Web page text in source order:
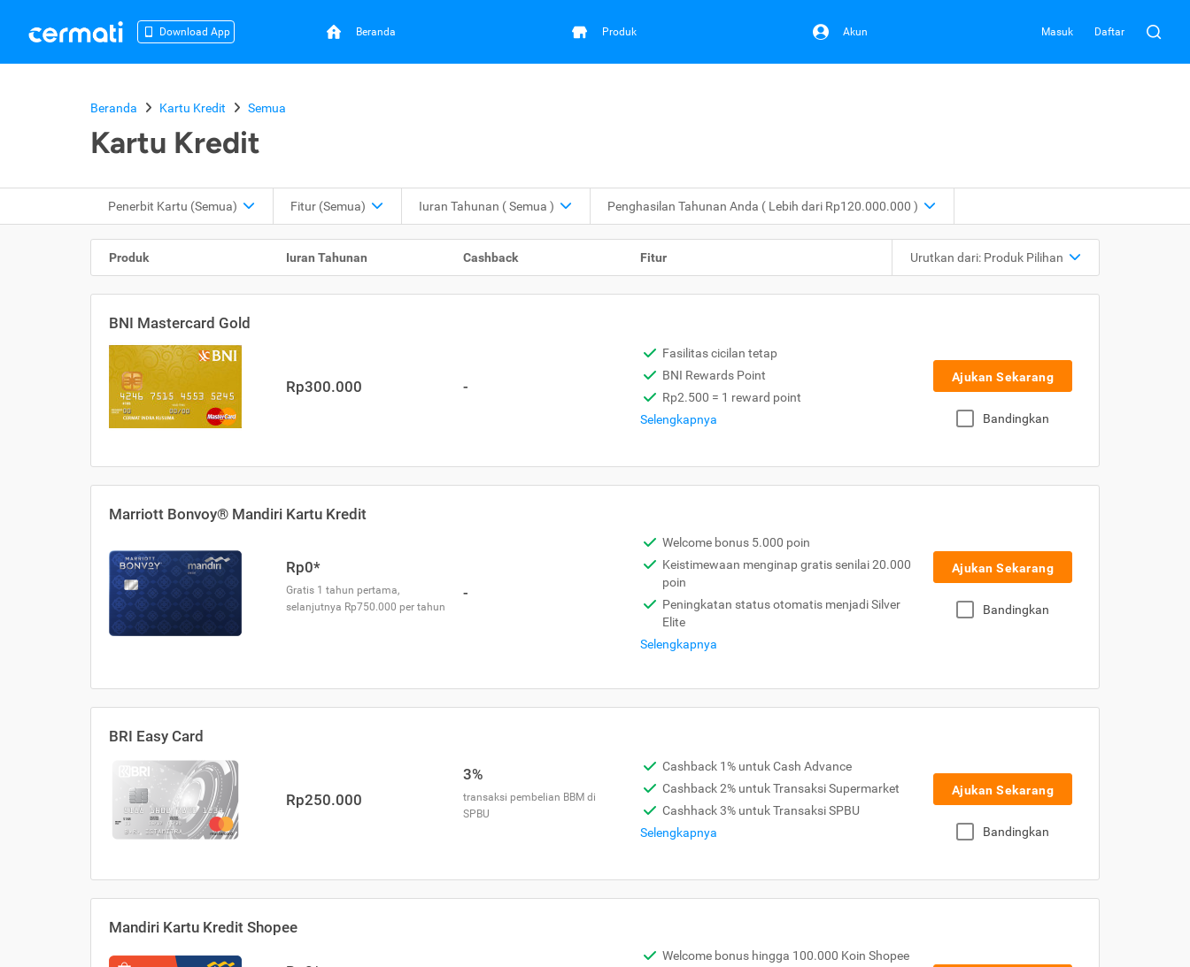
Download App Beranda Produk Akun Masuk Daftar
Beranda Kartu Kredit Semua
Kartu Kredit
Penerbit Kartu (Semua) Fitur (Semua) Iuran Tahunan ( Semua ) Penghasilan Tahunan Anda ( Lebih dari Rp120.000.000 )
Produk Iuran Tahunan Cashback Fitur Urutkan dari: Produk Pilihan
BNI Mastercard Gold
Rp300.000 -
Fasilitas cicilan tetap
BNI Rewards Point
Rp2.500 = 1 reward point
Selengkapnya
Ajukan Sekarang
Bandingkan
Marriott Bonvoy® Mandiri Kartu Kredit
Rp0*
Gratis 1 tahun pertama,
selanjutnya Rp750.000 per tahun
-
Welcome bonus 5.000 poin
Keistimewaan menginap gratis senilai 20.000
poin
Peningkatan status otomatis menjadi Silver
Elite
Selengkapnya
Ajukan Sekarang
Bandingkan
BRI Easy Card
Rp250.000
3%
transaksi pembelian BBM di
SPBU
Cashback 1% untuk Cash Advance
Cashback 2% untuk Transaksi Supermarket
Cashhack 3% untuk Transaksi SPBU
Selengkapnya
Ajukan Sekarang
Bandingkan
Mandiri Kartu Kredit Shopee
Welcome bonus hingga 100.000 Koin Shopee